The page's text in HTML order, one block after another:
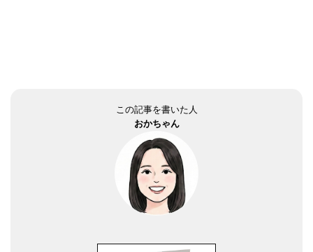
この記事を書いた人
おかちゃん